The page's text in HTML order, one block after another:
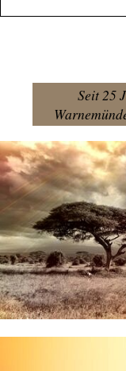
Seit 25